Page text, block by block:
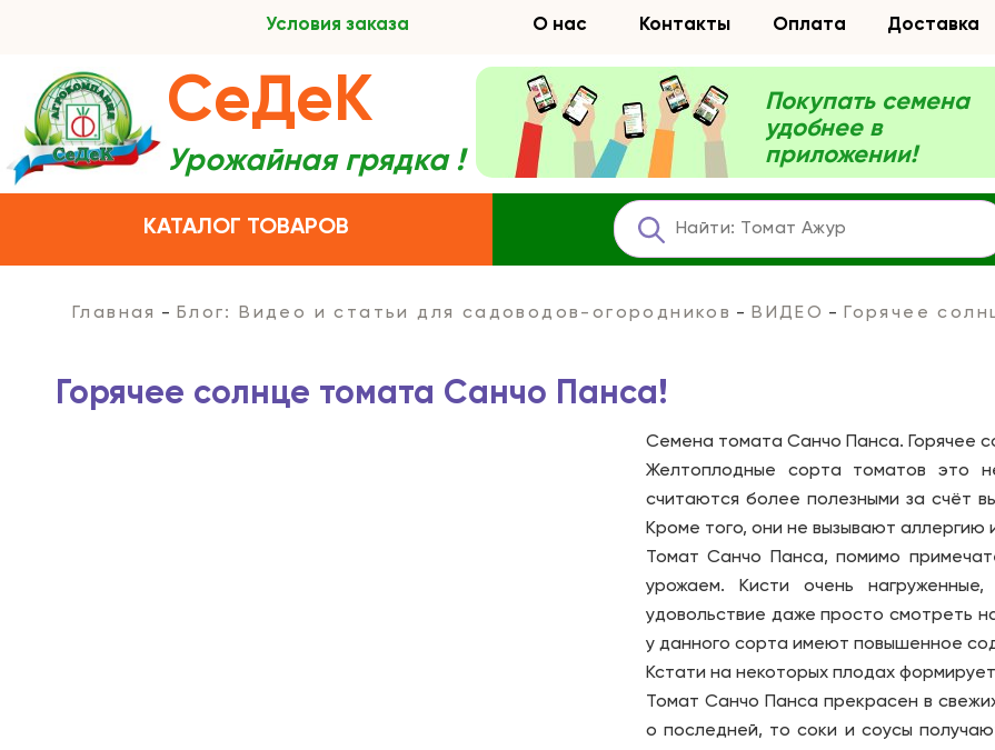
Условия заказа О нас Контакты Оплата Доставка
КАТАЛОГ ТОВАРОВ
СеДеК
Урожайная грядка !
Покупать семена
удобнее в
приложении!
Главная Блог: Видео и статьи для садоводов-огородников ВИДЕО Горячее
Горячее солнце томата Санчо Панса!
Семена томата Санчо Панса. Горячее
Желтоплодные сорта томатов это
считаются более полезными за счёт
Кроме того, они не вызывают
Томат Санчо Панса, помимо
урожаем. Кисти очень
удовольствие даже просто смотреть
у данного сорта имеют повышенное
Кстати на некоторых плодах
Томат Санчо Панса прекрасен в
о последней, то соки и соусы